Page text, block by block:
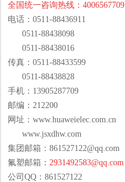
全国统一咨询热线：4006567709
电话：0511-88436911
0511-88438098
0511-88438016
传真：0511-88433599
0511-88438828
手机：13905287709
邮编：212200
网址：www.huaweielec.com.cn
www.jsxdhw.com
集团邮箱： 861527122@qq.com
氟塑邮箱： 2931492583@qq.com
公司QQ：861527122